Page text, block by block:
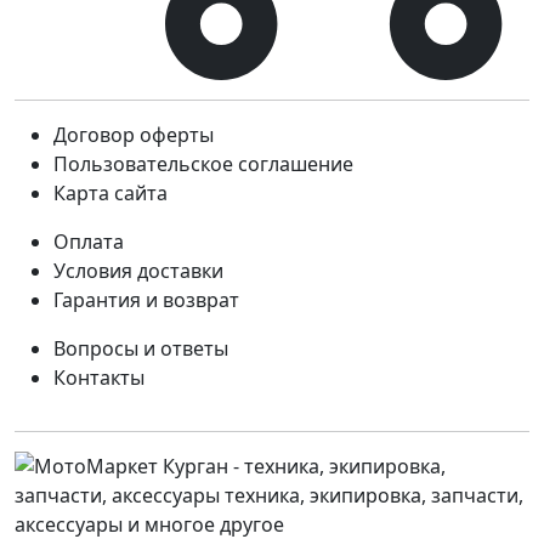
Договор оферты
Пользовательское соглашение
Карта сайта
Оплата
Условия доставки
Гарантия и возврат
Вопросы и ответы
Контакты